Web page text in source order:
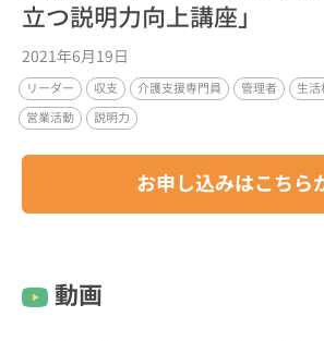
立つ説明力向上講座」
2021年6月19日
リーダー 収支 介護支援専門員 管理者 生活
営業活動
説明力
お申し込みはこちら
動画